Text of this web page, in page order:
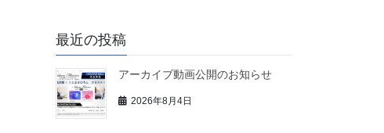
最近の投稿
アーカイブ動画公開のお知らせ
2026年8月4日